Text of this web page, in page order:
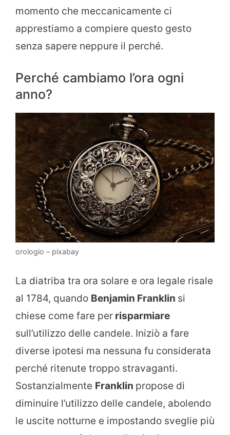
momento che meccanicamente ci
apprestiamo a compiere questo gesto
senza sapere neppure il perché.
Perché cambiamo l’ora ogni
anno?
orologio – pixabay
La diatriba tra ora solare e ora legale risale
al 1784, quando Benjamin Franklin si
chiese come fare per risparmiare
sull’utilizzo delle candele. Iniziò a fare
diverse ipotesi ma nessuna fu considerata
perché ritenute troppo stravaganti.
Sostanzialmente Franklin propose di
diminuire l’utilizzo delle candele, abolendo
le uscite notturne e impostando sveglie più